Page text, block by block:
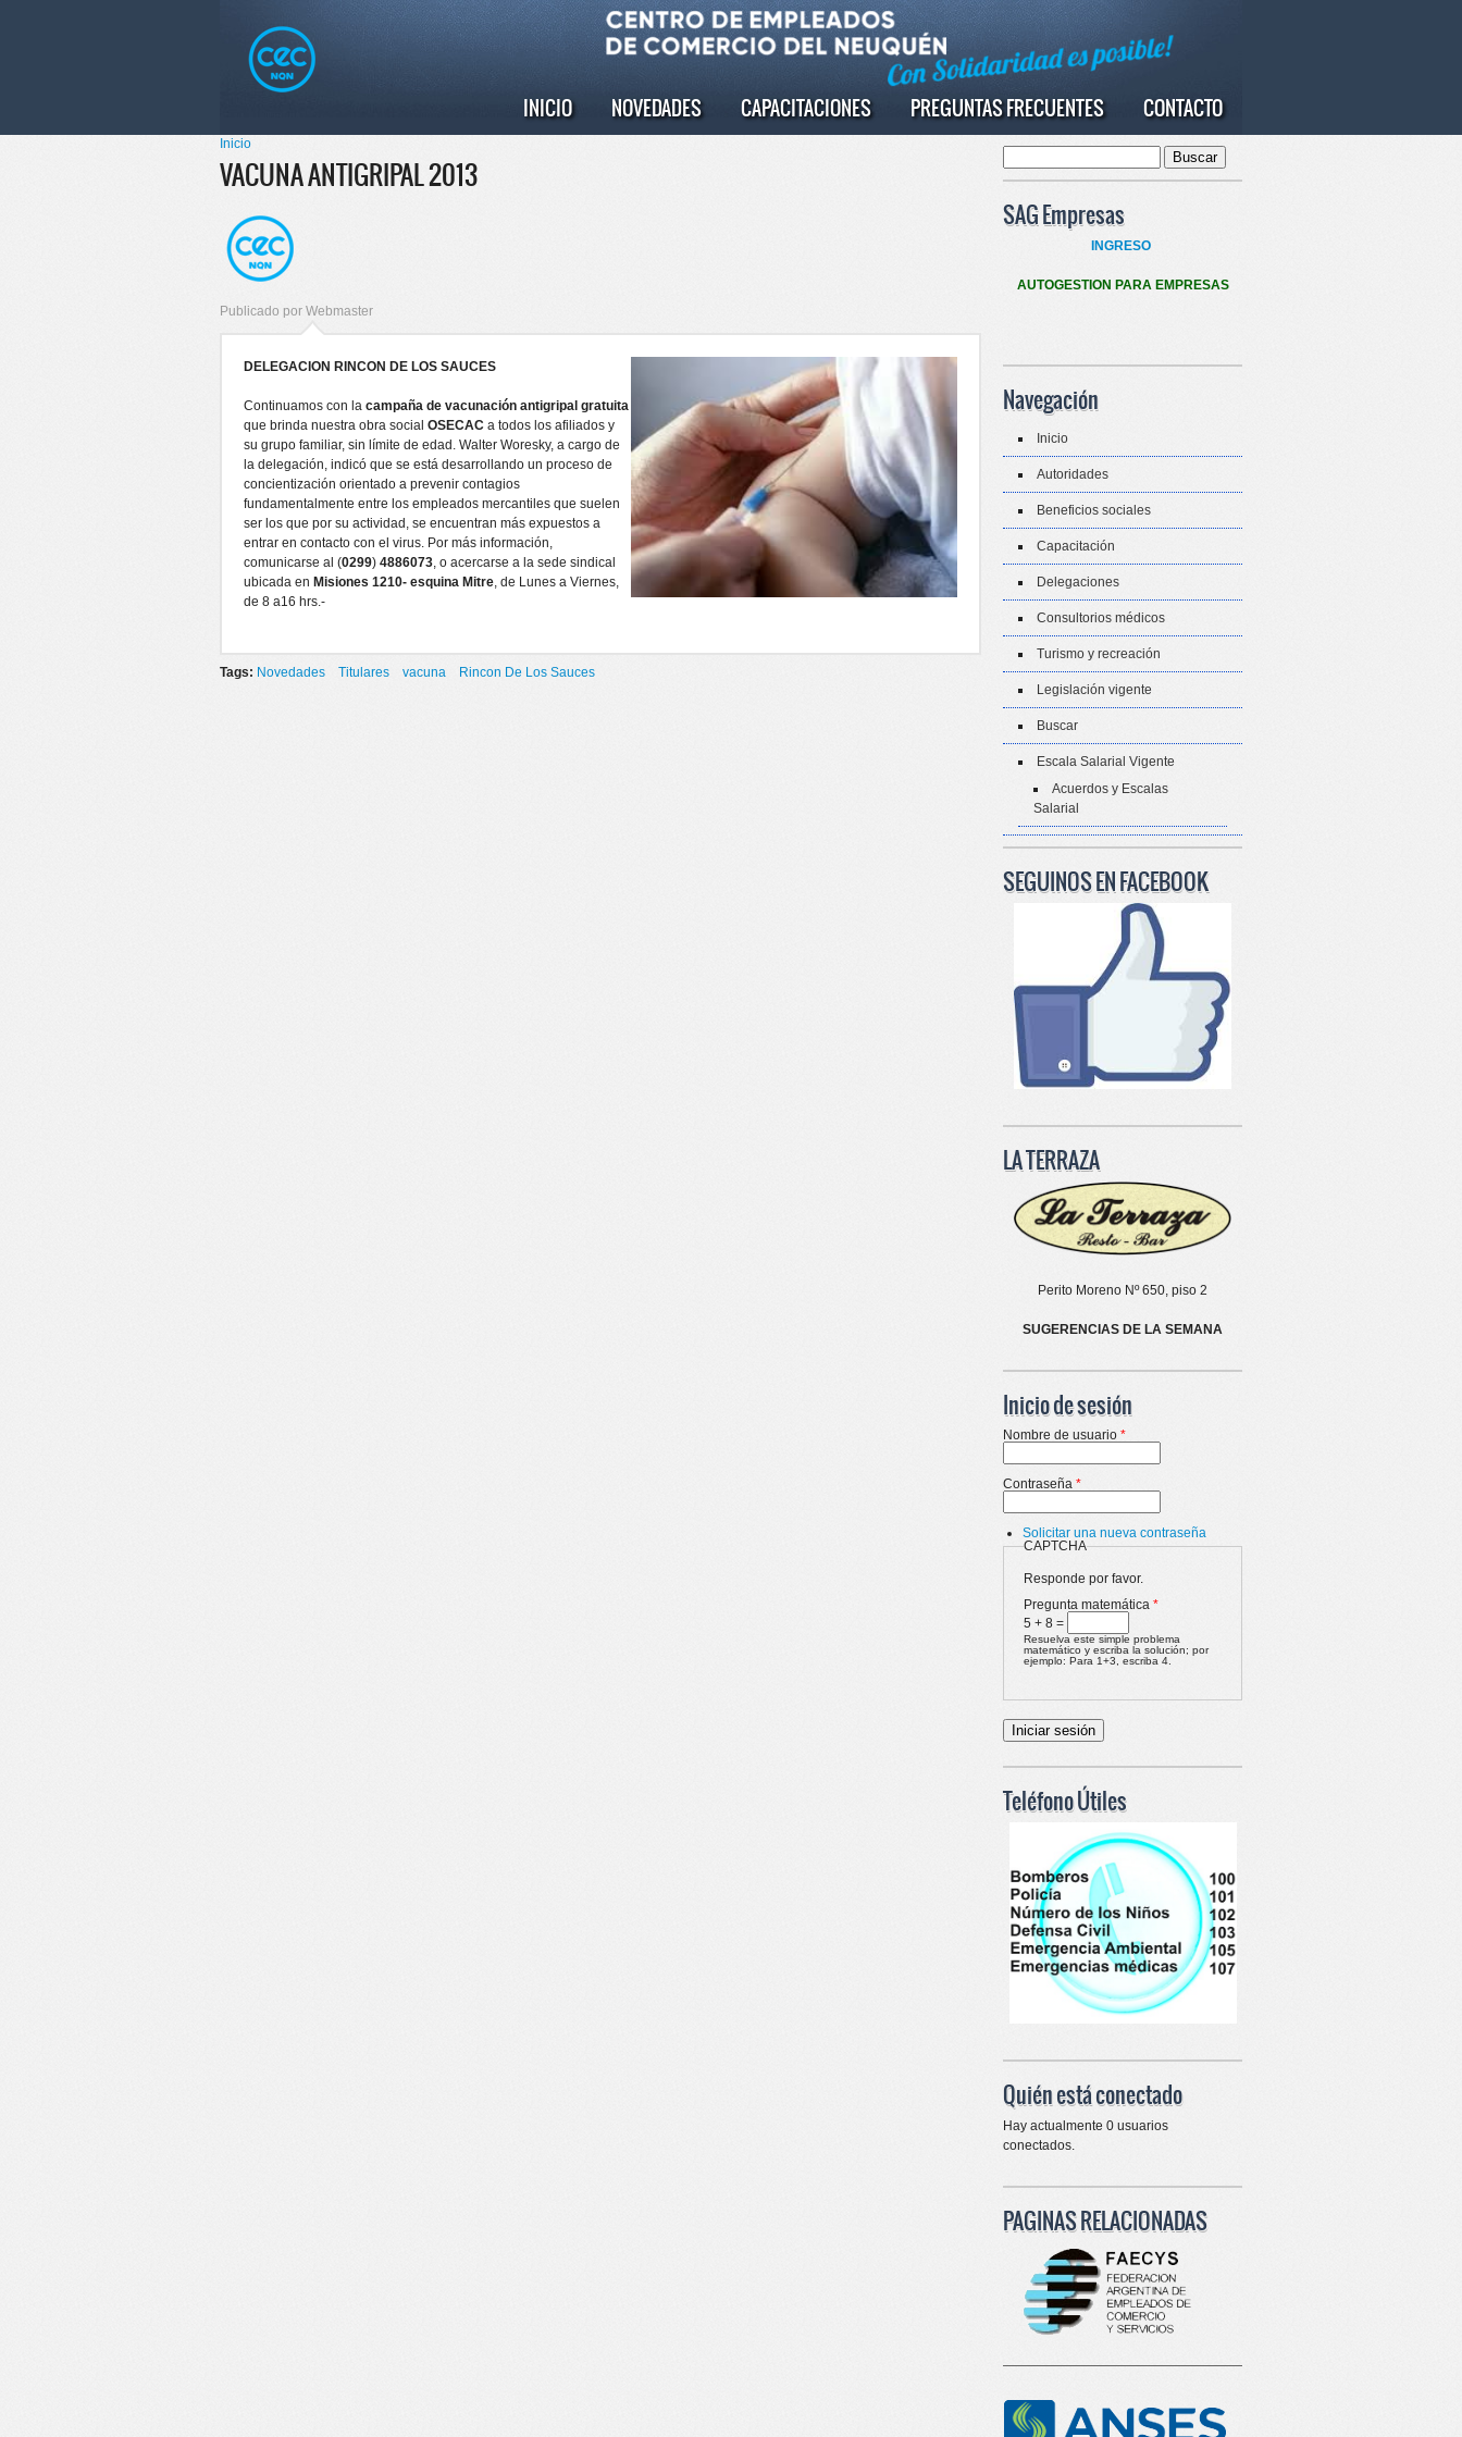
principal
Menú principal
INICIO NOVEDADES CAPACITACIONES PREGUNTAS FRECUENTES CONTACTO
Se encuentra usted aquí
Inicio
VACUNA ANTIGRIPAL 2013
Publicado por Webmaster
DELEGACION RINCON DE LOS SAUCES
Continuamos con la campaña de vacunación antigripal gratuita
que brinda nuestra obra social OSECAC a todos los afiliados y
su grupo familiar, sin límite de edad. Walter Woresky, a cargo de
la delegación, indicó que se está desarrollando un proceso de
concientización orientado a prevenir contagios
fundamentalmente entre los empleados mercantiles que suelen
ser los que por su actividad, se encuentran más expuestos a
entrar en contacto con el virus. Por más información,
comunicarse al (0299) 4886073, o acercarse a la sede sindical
ubicada en Misiones 1210- esquina Mitre, de Lunes a Viernes,
de 8 a16 hrs.-
Tags: Novedades Titulares vacuna Rincon De Los Sauces
Formulario de búsqueda
SAG Empresas
INGRESO
AUTOGESTION PARA EMPRESAS
Navegación
Inicio
Autoridades
Beneficios sociales
Capacitación
Delegaciones
Consultorios médicos
Turismo y recreación
Legislación vigente
Buscar
Escala Salarial Vigente
Acuerdos y Escalas
Salarial
SEGUINOS EN FACEBOOK
LA TERRAZA
Perito Moreno Nº 650, piso 2
SUGERENCIAS DE LA SEMANA
Inicio de sesión
Nombre de usuario *
Contraseña *
Solicitar una nueva contraseña
CAPTCHA
Responde por favor.
Pregunta matemática *
5 + 8 =
Resuelva este simple problema
matemático y escriba la solución; por
ejemplo: Para 1+3, escriba 4.
Teléfono Útiles
Quién está conectado
Hay actualmente 0 usuarios
conectados.
PAGINAS RELACIONADAS